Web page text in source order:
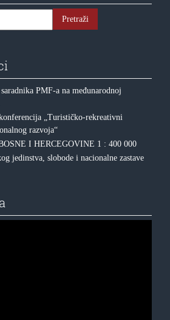
PMF-a na međunarodnoj
„Turističko-rekreativni
razvoja“
I HERCEGOVINE 1 : 400 000
jedinstva, slobode i nacionalne zastave